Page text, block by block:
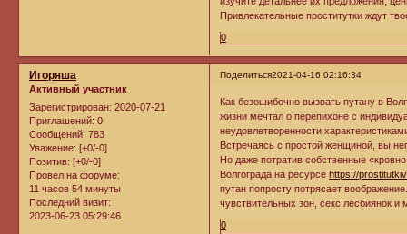
Привлекательные проститутки ждут
0
Поделиться2021-04-16 02:16:34
Игоряша
Активный участник
Зарегистрирован: 2020-07-21
Приглашений: 0
Сообщений: 783
Уважение: [+0/-0]
Позитив: [+0/-0]
Провел на форуме:
11 часов 54 минуты
Последний визит:
2023-06-23 05:29:46
Как безошибочно вызвать путану в
жизни мечтал о перепихоне с
неудовлетворенности
Встречаясь с простой женщиной, вы
Но даже потратив собственные
Волгограда на ресурсеhttps://
путан попросту потрясает
чувствительных зон, секс лесбиянок и
0